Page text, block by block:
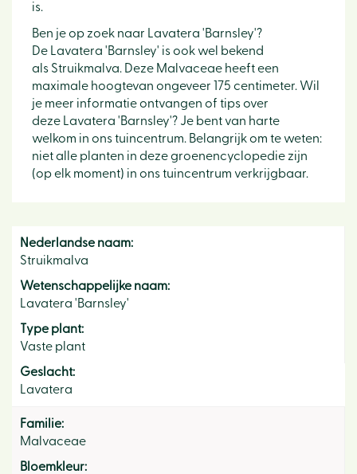
is.
Ben je op zoek naar Lavatera 'Barnsley'?
De Lavatera 'Barnsley' is ook wel bekend
als Struikmalva. Deze Malvaceae heeft een
maximale hoogtevan ongeveer 175 centimeter. Wil
je meer informatie ontvangen of tips over
deze Lavatera 'Barnsley'? Je bent van harte
welkom in ons tuincentrum. Belangrijk om te weten:
niet alle planten in deze groenencyclopedie zijn
(op elk moment) in ons tuincentrum verkrijgbaar.
Nederlandse naam:
Struikmalva
Wetenschappelijke naam:
Lavatera 'Barnsley'
Type plant:
Vaste plant
Geslacht:
Lavatera
Familie:
Malvaceae
Bloemkleur: